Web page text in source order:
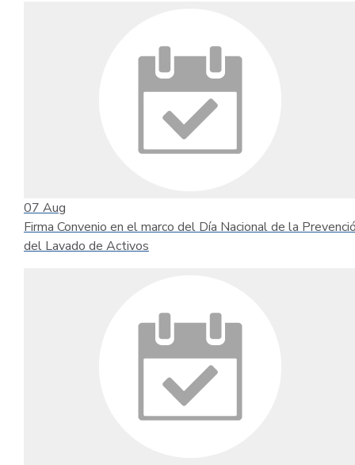
07 Aug
Firma Convenio en el marco del Día Nacional de la
del Lavado de Activos